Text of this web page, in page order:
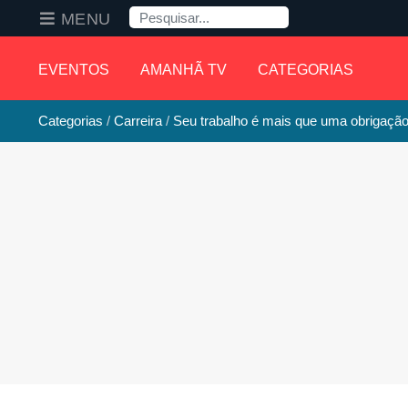
EVENTOS AMANHÃ TV CATEGORIAS
MENU Pesquisa
Categorias Carreira Seu trabalho é mais que uma obrigação